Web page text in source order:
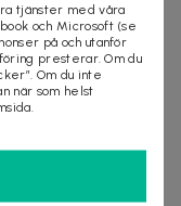
tittar även
tjänster med våra
och Microsoft (se
på och utanför
presterar. Om du
Om du inte
när som helst